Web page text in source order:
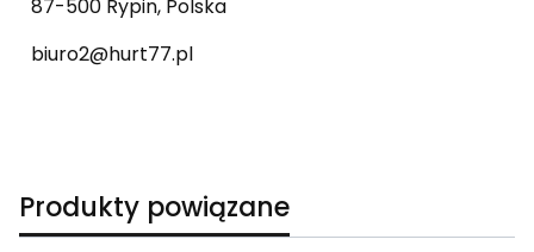
87-500 Rypin, Polska
biuro2@hurt77.pl
Produkty powiązane